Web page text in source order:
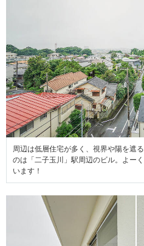
周辺は低層住宅が多く、視界や陽を遮
のは「二子玉川」駅周辺のビル。よー
います！